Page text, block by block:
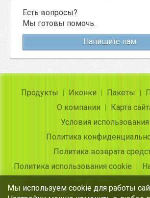
Есть вопросы?
Мы готовы помочь.
Напишите нам
Продукты Иконки Пакеты
О компании
Карта
Условия использования
Политика
Политика возврата
Политика использования cookie
Copyright © Insofta Development
Мы используем cookie для работы